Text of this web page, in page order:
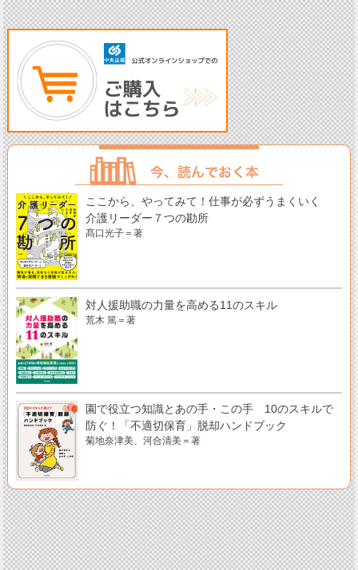
ここから、やってみて！仕事が必ずうまくいく
介護リーダー７つの勘所
髙口光子＝著
対人援助職の力量を高める11のスキル
荒木 篤＝著
園で役立つ知識とあの手・この手 10のスキルで
防ぐ！「不適切保育」脱却ハンドブック
菊地奈津美、河合清美＝著